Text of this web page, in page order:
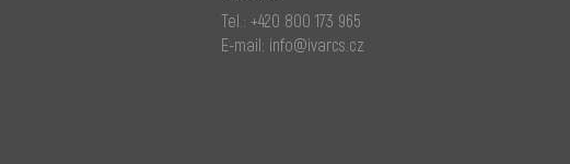
Tel.: +420 800 173 965
E-mail: info@ivarcs.cz